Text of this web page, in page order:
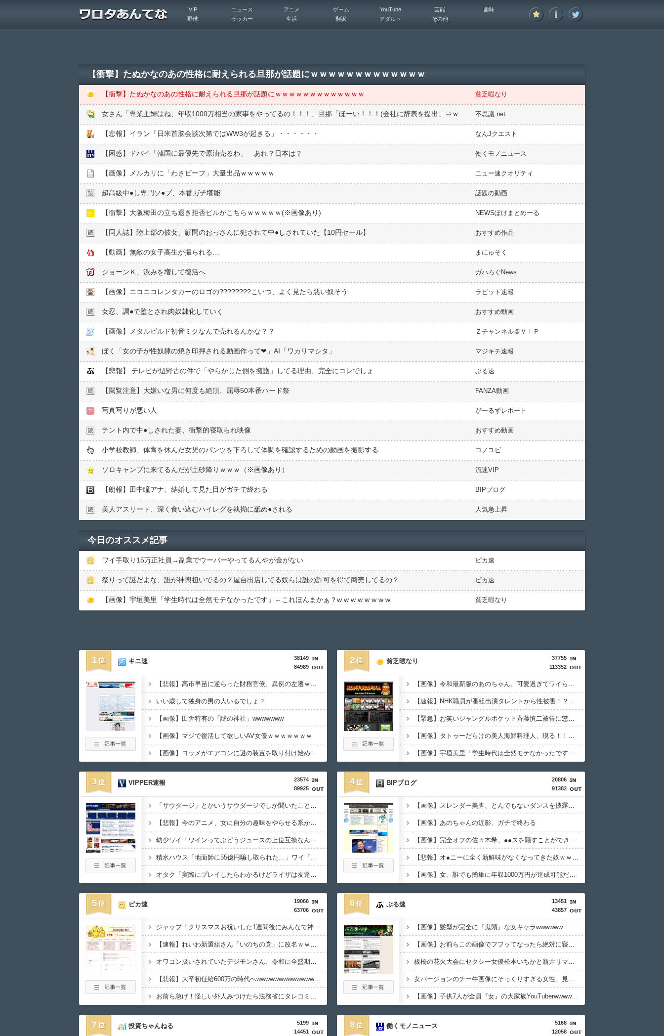
VIP ニュース アニメ ゲーム YouTube 芸能
趣味
野球
サッカー 生活 翻訳 アダルト その他
【衝撃】たぬかなのあの性格に耐えられる旦那が話題にｗｗｗｗｗｗｗｗｗｗｗｗｗ
【衝撃】たぬかなのあの性格に耐えられる旦那が話題にｗｗｗｗｗｗｗｗｗｗｗｗｗ 貧乏暇なり
女さん「専業主婦はね、年収1000万相当の家事をやってるの！！！」旦那「ほーい！！！(会社に辞表を提出」⇒ｗ 不思議.net
【悲報】イラン「日米首脳会談次第ではWW3が起きる」・・・・・・ なんJクエスト
【困惑】ドバイ「韓国に最優先で原油売るわ」 あれ？日本は？ 働くモノニュース
【画像】メルカリに「わさビーフ」大量出品ｗｗｗｗｗ ニュー速クオリティ
超高級中●︎し専門ソ●︎プ、本番ガチ堪能 話題の動画
【衝撃】大阪梅田の立ち退き拒否ビルがこちらｗｗｗｗｗ(※画像あり) NEWSぽけまとめーる
【同人誌】陸上部の彼女、顧問のおっさんに犯されて中●︎しされていた【10円セール】 おすすめ作品
【動画】無敵の女子高生が撮られる… まにゅそく
ショーンＫ、渋みを増して復活へ ガハろぐNews
【画像】ニコニコレンタカーのロゴの????????こいつ、よく見たら悪い奴そう ラビット速報
女忍、調●︎で堕とされ肉奴隷化していく おすすめ動画
【画像】メタルビルド初音ミクなんで売れるんかな？？ Ｚチャンネル＠ＶＩＰ
ぼく「女の子が性奴隷の焼き印押される動画作って❤」AI「ワカリマシタ」 マジキチ速報
【悲報】 テレビが辺野古の件で「やらかした側を擁護」してる理由、完全にコレでしょ ぶる速
【閲覧注意】大嫌いな男に何度も絶頂、屈辱50本番ハード祭 FANZA動画
写真写りが悪い人 がーるずレポート
テント内で中●︎しされた妻、衝撃的寝取られ映像 おすすめ動画
小学校教師、体育を休んだ女児のパンツを下ろして体調を確認するための動画を撮影する コノユビ
ソロキャンプに来てるんだが土砂降りｗｗｗ（※画像あり） 流速VIP
【朗報】田中瞳アナ、結婚して見た目がガチで終わる BIPブログ
美人アスリート、深く食い込むハイレグを執拗に舐め●︎される 人気急上昇
今日のオススメ記事
ワイ手取り15万正社員→副業でウーバーやってるんやが金がない ピカ速
祭りって謎だよな、誰が神輿担いでるの？屋台出店してる奴らは誰の許可を得て商売してるの？ ピカ速
【画像】宇垣美里「学生時代は全然モテなかったです」←これほんまかぁ？w w w w w w w w 貧乏暇なり
1
38149
84989
キニ速
【悲報】高市早苗に逆らった財務官僚、異例の左遷ｗｗｗｗｗｗｗｗ
いい歳して独身の男の人いるでしょ？
【画像】田舎特有の「謎の神社」wwwwwww
【画像】マジで復活して欲しいAV女優ｗｗｗｗｗｗｗ
【画像】ヨッメがエアコンに謎の装置を取り付け始めたんやが
2
37755
113352
貧乏暇なり
【画像】令和最新版のあのちゃん、可愛過ぎてワイらにブッ刺さりまくりw w w w w w
【速報】NHK職員が番組出演タレントから性被害！？←コレマジならヤバくねーか？
【緊急】お笑いジャングルポケット斉藤慎二被告に懲役7年の求刑←これ…
【画像】タトゥーだらけの美人海鮮料理人、現る！！←コレはセクシー過ぎてワイらにブッ刺さりまくりw w w w w w w w w
【画像】宇垣美里「学生時代は全然モテなかったです」←これほんまかぁ？w w w w w w w w
3
23574
89925
VIPPER速報
「サウダージ」とかいうサウダージでしか聞いたことない言葉ｗｗｗｗｗｗｗｗ
【悲報】今のアニメ、女に自分の趣味をやらせる系から女に池沼役をやらせる系へ変化
幼少ワイ「ワインってぶどうジュースの上位互換なんやろなぁ」
積水ハウス「地面師に55億円騙し取られた…」ワイ「はえーかわいそう…会社滅茶苦茶やろなぁ」→
オタク「実際にプレイしたらわかるけどライザは友達って感じで性的な目では見れないｗ」←これｗ
4
20806
91382
BIPブログ
【画像】スレンダー美脚、とんでもないダンスを披露してしまうwwwwwwwww
【画像】あのちゃんの近影、ガチで終わる
【画像】完全オフの佐々木希、●●スを隠すことができてないwwww
【悲報】オ●ニーに全く新鮮味がなくなってきた奴ｗｗｗｗｗｗｗｗｗｗ
【画像】女、誰でも簡単に年収1000万円が達成可能だったwwwwwww
5
19066
63706
ピカ速
ジャップ「クリスマスお祝いした1週間後にみんなで神社行きます」←これ
【速報】れいわ新選組さん「いのちの党」に改名ｗｗｗｗｗｗｗｗ
オワコン扱いされていたデジモンさん、令和に全盛期を超える利益を生み出していた
【悲報】大卒初任給600万の時代へwwwwwwwwwwwwwwwwwww
お前ら急げ！怪しい外人みつけたら法務省にタレコミしてみろ！意外と仕事するぞ？
6
13451
43857
ぶる速
【画像】髪型が完全に『鬼頭』な女キャラwwwwww
【画像】お前らこの画像でフフッてなったら絶対に寝ろよwwwwww
板橋の花火大会にセクシー女優松本いちかと新井リマおって草
女バージョンのチー牛画像にそっくりすぎる女性、見つかるwww
【画像】子供7人が全員『女』の大家族YouTuberwwwwww
7
5199
14451
投資ちゃんねる 8
5168
12058
働くモノニュース